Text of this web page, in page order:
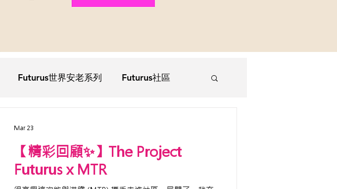
Futurus世界安老系列 Futurus社區
文化
【精彩回顧✨】The Project
Futurus x MTR
Mar 23